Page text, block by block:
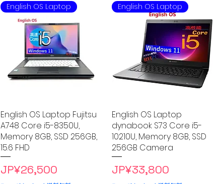
Quick View
English OS Laptop
English OS Laptop Fujitsu
A748 Core i5-8350U,
Memory 8GB, SSD 256GB,
15.6 FHD
Price
JP¥26,500
Quick View
English OS Laptop
English OS Laptop
dynabook S73 Core i5-
10210U, Memory 8GB, SSD
256GB Camera
Price
JP¥33,800